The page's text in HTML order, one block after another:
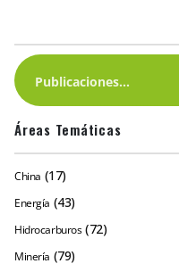
Áreas Temáticas
China (17)
Energía (43)
Hidrocarburos (72)
Minería (79)